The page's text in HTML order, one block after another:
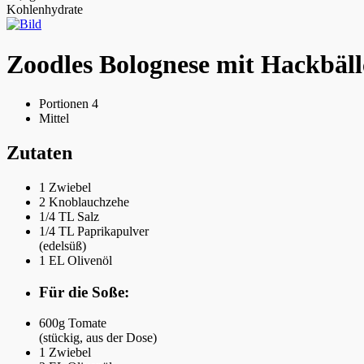
Kohlenhydrate
Zoodles Bolognese mit
Portionen 4
Mittel
Zutaten
1 Zwiebel
2 Knoblauchzehe
1/4 TL Salz
1/4 TL Paprikapulver
(edelsüß)
1 EL Olivenöl
Für die Soße:
600g Tomate
(stückig, aus der Dose)
1 Zwiebel